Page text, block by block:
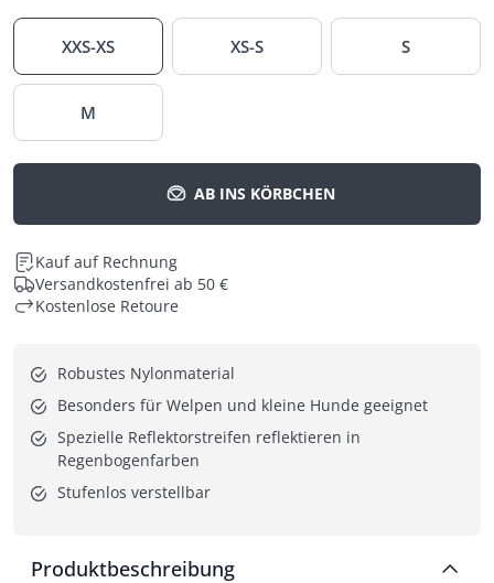
XXS-XS XS-S S
M
AB INS KÖRBCHEN
Kauf auf Rechnung
Versandkostenfrei ab 50 €
Kostenlose Retoure
Robustes Nylonmaterial
Besonders für Welpen und kleine Hunde geeignet
Spezielle Reflektorstreifen reflektieren in
Regenbogenfarben
Stufenlos verstellbar
Produktbeschreibung